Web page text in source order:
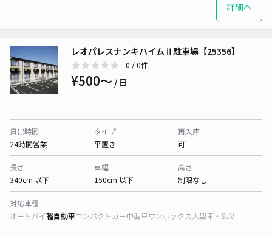
詳細へ
レオパレスナンキハイムⅡ駐車場【25356】
0 / 0件
¥500〜 / 日
貸出時間
24時間営業
タイプ
平置き
再入庫
可
長さ
340cm 以下
車幅
150cm 以下
高さ
制限なし
対応車種
オートバイ軽自動車コンパクトカー中型車ワンボックス大型車・SUV